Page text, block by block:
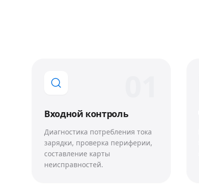
Входной контроль
Диагностика потребления тока
зарядки, проверка периферии,
составление карты
неисправностей.